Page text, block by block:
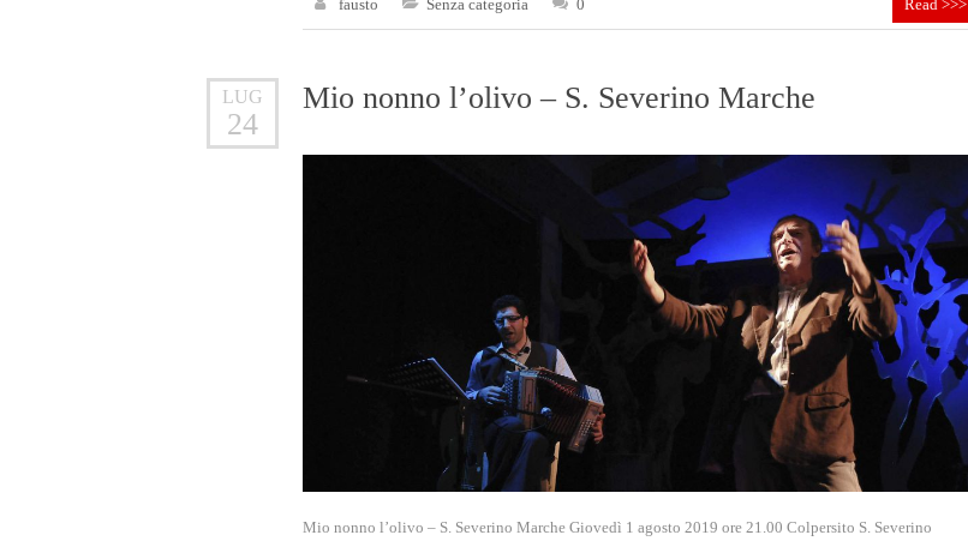
fausto Senza categoria 0 Read >>>
LUG
24
Mio nonno l’olivo – S. Severino Marche
Mio nonno l’olivo – S. Severino Marche Giovedì 1 agosto 2019 ore 21.00 Colpersito S. Severino